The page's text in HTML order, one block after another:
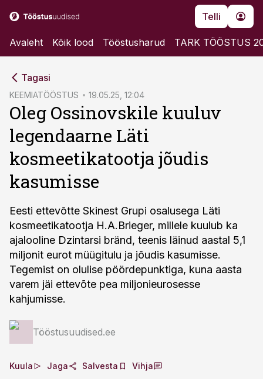
Telli
Avaleht Kõik lood Tööstusharud TARK TÖÖSTUS
Tagasi
KEEMIATÖÖSTUS 19.05.25, 12:04
Oleg Ossinovskile kuuluv
legendaarne Läti
kosmeetikatootja jõudis
kasumisse
Eesti ettevõtte Skinest Grupi osalusega Läti
kosmeetikatootja H.A.Brieger, millele kuulub ka
ajalooline Dzintarsi bränd, teenis läinud aastal 5,1
miljonit eurot müügitulu ja jõudis kasumisse.
Tegemist on olulise pöördepunktiga, kuna aasta
varem jäi ettevõte pea miljonieurosesse
kahjumisse.
Tööstusuudised.ee
Kuula Jaga Salvesta Vihja